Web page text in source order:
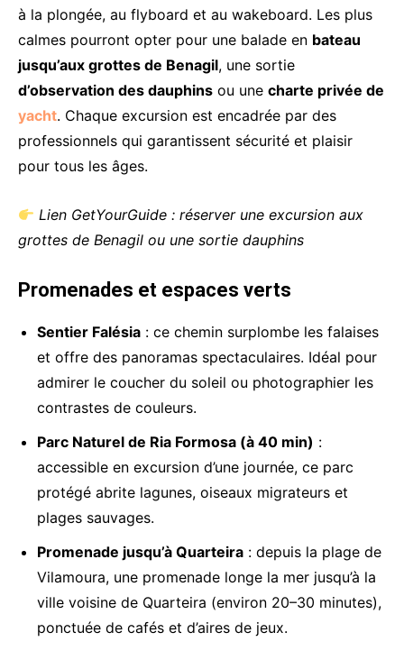
à la plongée, au flyboard et au wakeboard. Les plus
calmes pourront opter pour une balade en bateau
jusqu’aux grottes de Benagil, une sortie
d’observation des dauphins ou une charte privée de
yacht. Chaque excursion est encadrée par des
professionnels qui garantissent sécurité et plaisir
pour tous les âges.
Lien GetYourGuide : réserver une excursion aux
grottes de Benagil ou une sortie dauphins
Promenades et espaces verts
Sentier Falésia : ce chemin surplombe les falaises
et offre des panoramas spectaculaires. Idéal pour
admirer le coucher du soleil ou photographier les
contrastes de couleurs.
Parc Naturel de Ria Formosa (à 40 min) :
accessible en excursion d’une journée, ce parc
protégé abrite lagunes, oiseaux migrateurs et
plages sauvages.
Promenade jusqu’à Quarteira : depuis la plage de
Vilamoura, une promenade longe la mer jusqu’à la
ville voisine de Quarteira (environ 20–30 minutes),
ponctuée de cafés et d’aires de jeux.